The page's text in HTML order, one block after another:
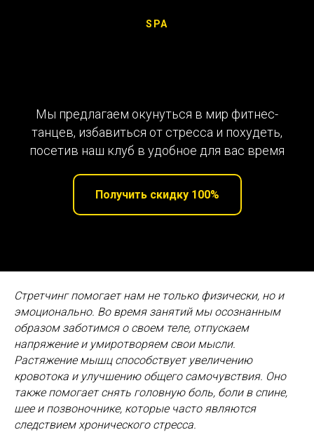
SPA
Мы предлагаем окунуться в мир фитнес-
танцев, избавиться от стресса и похудеть,
посетив наш клуб в удобное для вас время
Получить скидку 100%
Стретчинг помогает нам не только физически, но и
эмоционально. Во время занятий мы осознанным
образом заботимся о своем теле, отпускаем
напряжение и умиротворяем свои мысли.
Растяжение мышц способствует увеличению
кровотока и улучшению общего самочувствия. Оно
также помогает снять головную боль, боли в спине,
шее и позвоночнике, которые часто являются
следствием хронического стресса.